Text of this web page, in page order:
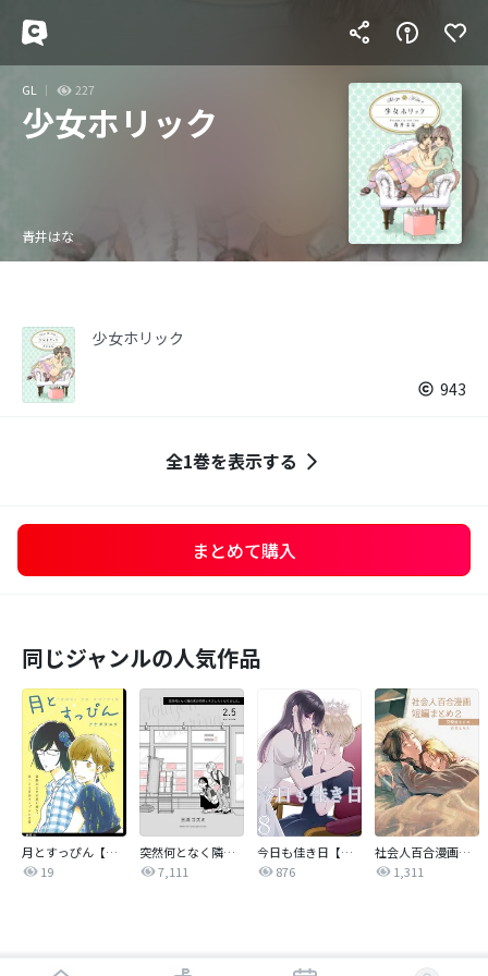
GL 227
少女ホリック
青井はな
少女ホリック
943
全1巻を表示する
まとめて購入
同じジャンルの人気作品
月とすっぴん【単話】
19
突然何となく隣の席の同僚と…
7,111
今日も佳き日【連載版】
876
社会人百合漫画短編まとめ
1,311